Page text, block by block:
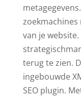
van je website.
terug te zien.
ingebouwde
SEO plugin.